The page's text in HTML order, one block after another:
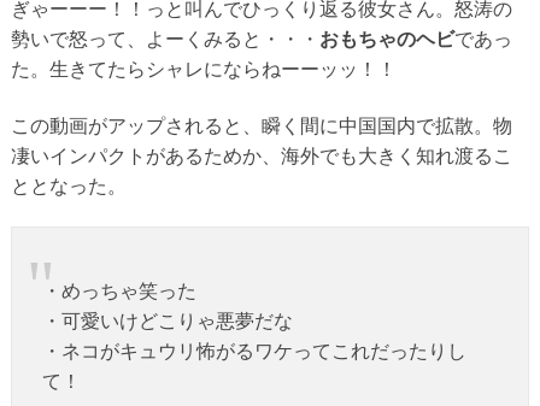
ぎゃーーー！！っと叫んでひっくり返る彼女さん。怒涛の
勢いで怒って、よーくみると・・・ おもちゃのヘビであっ
た。生きてたらシャレにならねーーッッ！！
この動画がアップされると、瞬く間に中国国内で拡散。物
凄いインパクトがあるためか、海外でも大きく知れ渡るこ
ととなった。
・めっちゃ笑った
・可愛いけどこりゃ悪夢だな
・ネコがキュウリ怖がるワケってこれだったりし
て！